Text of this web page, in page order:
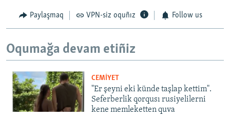
Paylaşmaq VPN-siz oquñız Follow us
Oqumağa devam etiñiz
CEMİYET
"Er şeyni eki künde taşlap kettim".
Seferberlik qorqusı rusiyelilerni
kene memleketten quva